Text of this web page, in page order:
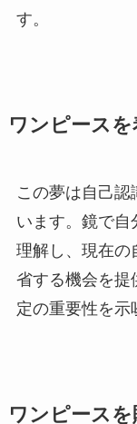
す。
ワンピース
この夢は自己認
います。鏡で自
理解し、現在の
省する機会を提
定の重要性を示
ワンピース